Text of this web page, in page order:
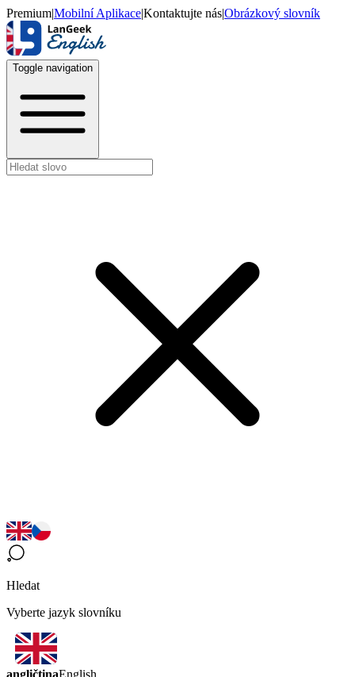
Premium|Mobilní Aplikace|Kontaktujte nás|Obrázkový slovník
Toggle navigation
Hledat
Vyberte jazyk slovníku
angličtinaEnglish